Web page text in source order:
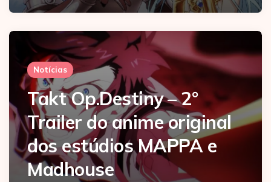
Notícias
Takt Op.Destiny – 2°
Trailer do anime original
dos estúdios MAPPA e
Madhouse